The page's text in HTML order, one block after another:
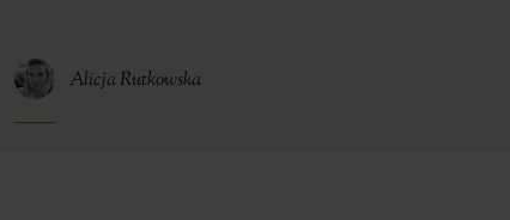
Alicja Rutkowska